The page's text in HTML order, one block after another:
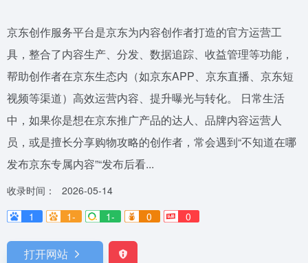
京东创作服务平台是京东为内容创作者打造的官方运营工
具，整合了内容生产、分发、数据追踪、收益管理等功能，
帮助创作者在京东生态内（如京东APP、京东直播、京东短
视频等渠道）高效运营内容、提升曝光与转化。 日常生活
中，如果你是想在京东推广产品的达人、品牌内容运营人
员，或是擅长分享购物攻略的创作者，常会遇到“不知道在哪
发布京东专属内容”“发布后看...
收录时间：
2026-05-14
1
1- 1- 0 0
打开网站